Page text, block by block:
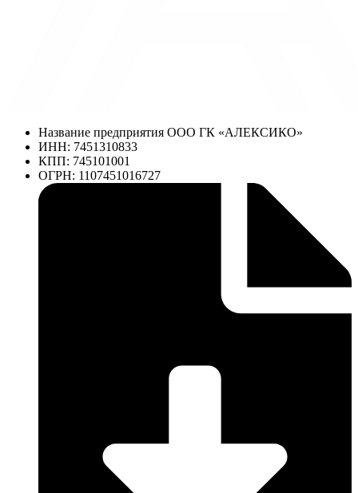
Название предприятия ООО ГК «АЛЕКСИКО»
ИНН: 7451310833
КПП: 745101001
ОГРН: 1107451016727